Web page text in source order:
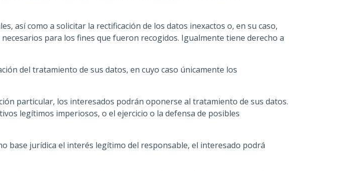
así como a solicitar la rectificación de los datos inexactos o, en su caso,
para los fines que fueron recogidos. Igualmente tiene derecho a
del tratamiento de sus datos, en cuyo caso únicamente los
particular, los interesados podrán oponerse al tratamiento de sus datos.
legítimos imperiosos, o el ejercicio o la defensa de posibles
base jurídica el interés legítimo del responsable, el interesado podrá